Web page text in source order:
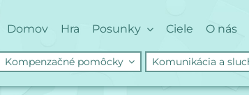
Domov Hra Posunky Ciele O nás
Kompenzačné pomôcky Komunikácia a